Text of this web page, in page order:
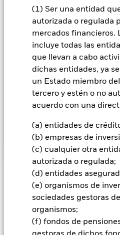
(1) Ser una entidad
autorizada o regulada
mercados financieros.
incluye todas las
que llevan a cabo
dichas entidades, ya
un Estado miembro
tercero y estén o no
acuerdo con una
(a) entidades de
(b) empresas de
(c) cualquier otra
autorizada o regulada;
(d) entidades
(e) organismos de
sociedades gestoras
organismos;
(f) fondos de
mercato. El Fondo trata de
exposición de su inversión en
acciones) de empresas que
su actividad principal o que
Reino Unido. Esto se logra
sus activos en valores de renta
relacionados con acciones y,
de renta fija (RF) (como bonos),
monetario (IMM) (es decir,
a corto plazo), depósitos y
con acciones abarcan los
más activos subyacentes).
INFORMACIÓN IMPORTANTE:
de las inversiones y los ingresos
subir o bajar, y no están
inversores no recuperen la
Todas las clases de acciones
fondo utilizan derivados para